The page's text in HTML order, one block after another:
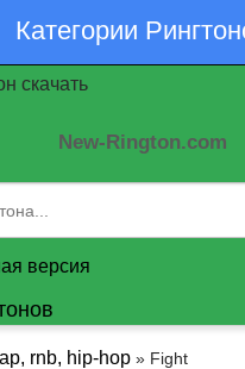
Категории
скачать
New-Rington.com
версия
rnb, hip-hop » Fight